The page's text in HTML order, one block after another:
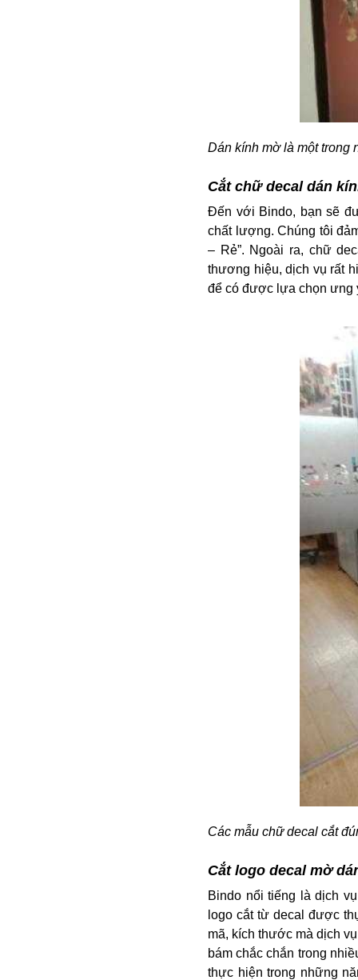
Dán kính mờ là một trong
Cắt chữ decal dán
Đến với Bindo, bạn sẽ
chất lượng. Chúng tôi
– Rẻ”. Ngoài ra, chữ
thương hiệu, dịch vụ rất
để có được lựa chọn ưng
Các mẫu chữ decal cắt
Cắt logo decal mờ
Bindo nổi tiếng là dịch
logo cắt từ decal được
mã, kích thước mà dịch
bám chắc chắn trong
thực hiện trong những